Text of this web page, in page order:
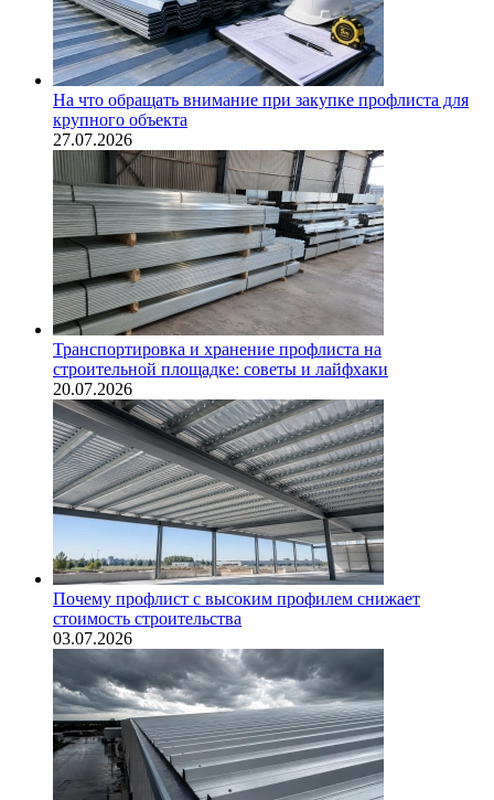
На что обращать внимание при закупке профлиста для
крупного объекта
27.07.2026
Транспортировка и хранение профлиста на
строительной площадке: советы и лайфхаки
20.07.2026
Почему профлист с высоким профилем снижает
стоимость строительства
03.07.2026